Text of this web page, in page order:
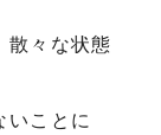
散々な状態
いことに